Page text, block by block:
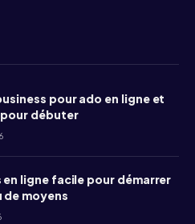
pour ado en ligne et
débuter
en ligne facile pour démarrer
de moyens